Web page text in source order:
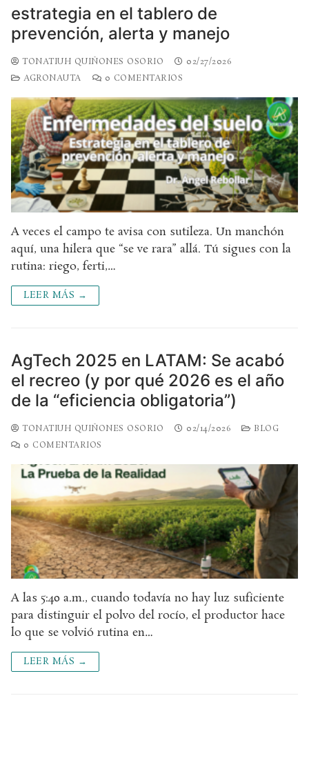
estrategia en el tablero de
prevención, alerta y manejo
TONATIUH QUIÑONES OSORIO
02/27/2026
AGRONAUTA
0 COMENTARIOS
A veces el campo te avisa con sutileza. Un manchón
aquí, una hilera que “se ve rara” allá. Tú sigues con la
rutina: riego, ferti,…
LEER MÁS →
AgTech 2025 en LATAM: Se acabó
el recreo (y por qué 2026 es el año
de la “eficiencia obligatoria”)
TONATIUH QUIÑONES OSORIO 02/14/2026
BLOG
0 COMENTARIOS
A las 5:40 a.m., cuando todavía no hay luz suficiente
para distinguir el polvo del rocío, el productor hace
lo que se volvió rutina en…
LEER MÁS →